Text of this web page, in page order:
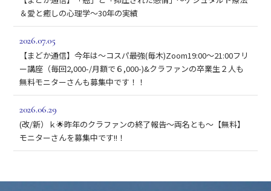
＆愛と癒しの心理学～30年の実績
2026.07.05
【まどか通信】今年は～コスパ最強(毎木)Zoom19:00～21:00フリ
ー講座（毎回2,000-/月額で６,000-)&クラファンの卒業生２人も
無料モニターさんも募集中です！！
2026.06.29
(改/新）ｋ🌟昨年のクラファンの終了報告～両名とも～【無料】
モニターさんを募集中です!!！